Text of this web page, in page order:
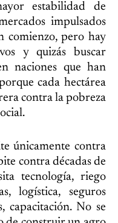
estabilidad de
impulsados
comienzo, pero hay
y quizás buscar
naciones que han
cada hectárea
contra la pobreza
únicamente contra
contra décadas de
tecnología, riego
logística, seguros
capacitación. No se